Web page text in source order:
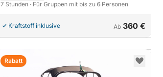
7 Stunden · Für Gruppen mit bis zu 6 Personen
Kraftstoff inklusive Ab 360 €
Rabatt